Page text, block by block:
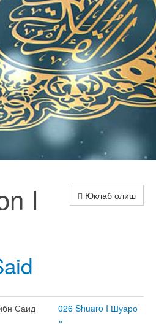
Юклаб олиш
I
Саид
026 Shuaro I Шуаро
»